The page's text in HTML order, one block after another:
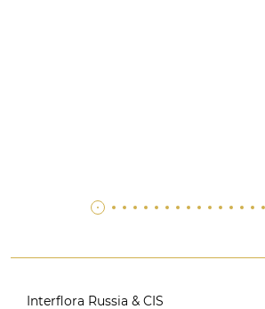
Interflora Russia & CIS